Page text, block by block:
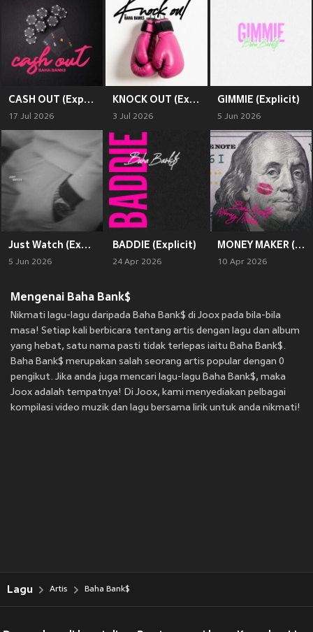
CASH OUT (Explicit)
17 Jul 2026
KNOCK OUT (Explicit)
3 Jul 2026
GIMMIE (Explicit)
5 Jun 2026
Just Watch (Explicit)
5 Jun 2026
BADDIE (Explicit)
24 Apr 2026
MONEY MAKER (Explicit)
10 Apr 2026
Mengenai Baha Bank$
Nikmati lagu-lagu daripada Baha Bank$ di Joox pada bila-bila
masa! Setiap kali berbicara tentang artis dengan lagu dan album
yang hebat, satu nama pasti tidak terlepas iaitu Baha Bank$.
Baha Bank$ merupakan salah seorang artis popular dengan 0
pengikut. Jika anda juga mencari lagu-lagu Baha Bank$, maka
Joox adalah tempatnya! Di Joox, kami menyediakan pelbagai
kompilasi video muzik dan lagu bersama lirik untuk anda nikmati!
Lagu Artis Baha Bank$